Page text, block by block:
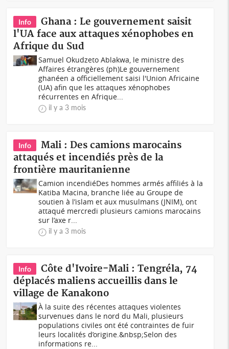
Info
Ghana : Le gouvernement saisit
l'UA face aux attaques xénophobes en
Afrique du Sud
Samuel Okudzeto Ablakwa, le ministre des
Affaires étrangères (ph)Le gouvernement
ghanéen a officiellement saisi l'Union Africaine
(UA) afin que les attaques xénophobes
récurrentes en Afrique...
il y a 3 mois
Info
Mali : Des camions marocains
attaqués et incendiés près de la
frontière mauritanienne
Camion incendiéDes hommes armés affiliés à la
Katiba Macina, branche liée au Groupe de
soutien à l’islam et aux musulmans (JNIM), ont
attaqué mercredi plusieurs camions marocains
sur l’axe r...
il y a 3 mois
Info
Côte d'Ivoire-Mali : Tengréla, 74
déplacés maliens accueillis dans le
village de Kanakono
À la suite des récentes attaques violentes
survenues dans le nord du Mali, plusieurs
populations civiles ont été contraintes de fuir
leurs localités d’origine.&nbsp;Selon des
informations re...